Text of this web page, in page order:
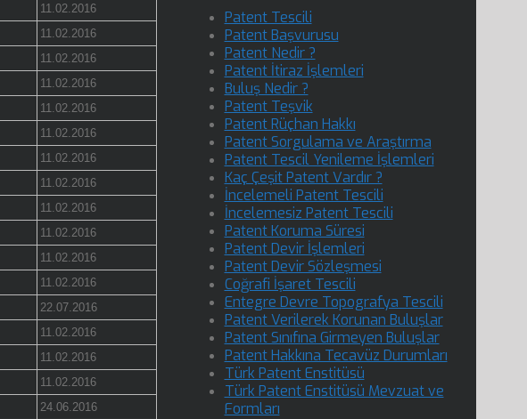
11.02.2016
11.02.2016
11.02.2016
11.02.2016
11.02.2016
11.02.2016
11.02.2016
11.02.2016
11.02.2016
11.02.2016
11.02.2016
11.02.2016
22.07.2016
11.02.2016
11.02.2016
11.02.2016
24.06.2016
Patent Tescili
Patent Başvurusu
Patent Nedir ?
Patent İtiraz İşlemleri
Buluş Nedir ?
Patent Teşvik
Patent Rüçhan Hakkı
Patent Sorgulama ve Araştırma
Patent Tescil Yenileme İşlemleri
Kaç Çeşit Patent Vardır ?
İncelemeli Patent Tescili
İncelemesiz Patent Tescili
Patent Koruma Süresi
Patent Devir İşlemleri
Patent Devir Sözleşmesi
Coğrafi İşaret Tescili
Entegre Devre Topografya Tescili
Patent Verilerek Korunan Buluşlar
Patent Sınıfına Girmeyen Buluşlar
Patent Hakkına Tecavüz Durumları
Türk Patent Enstitüsü
Türk Patent Enstitüsü Mevzuat ve
Formları